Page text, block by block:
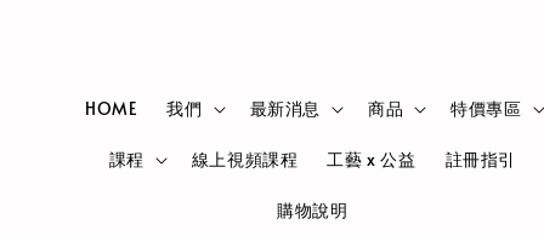
HOME 我們 最新消息 商品 特價專區
課程 線上視頻課程 工藝 x 公益 註冊指引
購物說明